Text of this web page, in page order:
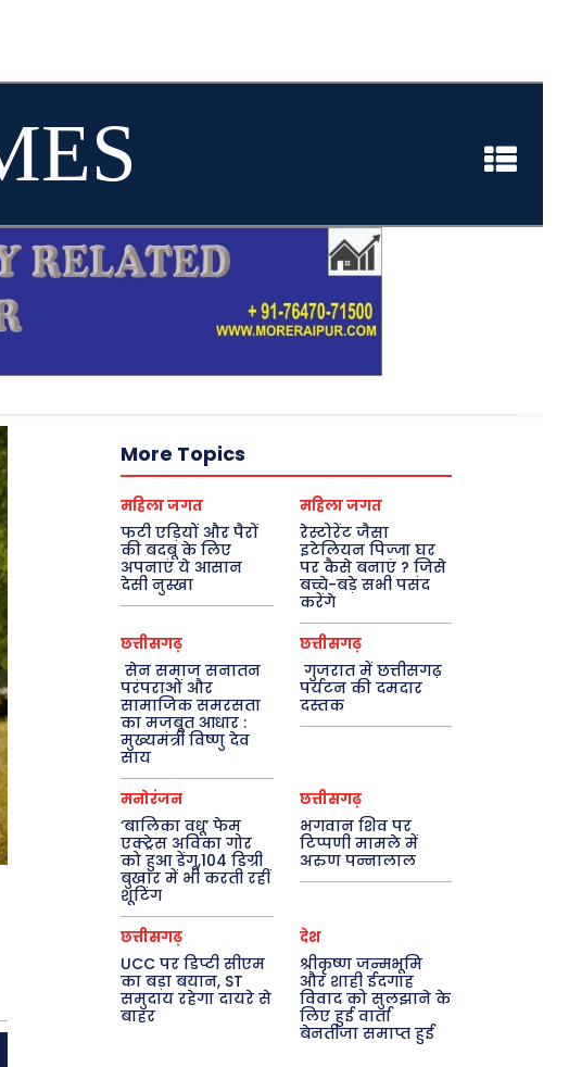
More Topics
महिला जगत
फटी एड़ियों और पैरों
की बदबू के लिए
अपनाएं ये आसान
देसी नुस्खा
महिला जगत
रेस्टोरेंट जैसा
इटेलियन पिज्जा घर
पर कैसे बनाएं ? जिसे
बच्चे-बड़े सभी पसंद
करेंगे
छत्तीसगढ़
सेन समाज सनातन
परंपराओं और
सामाजिक समरसता
का मजबूत आधार :
मुख्यमंत्री विष्णु देव
साय
छत्तीसगढ़
गुजरात में छत्तीसगढ़
पर्यटन की दमदार
दस्तक
मनोरंजन
‘बालिका वधू’ फेम
एक्ट्रेस अविका गोर
को हुआ डेंगू,104 डिग्री
बुखार में भी करती रहीं
शूटिंग
छत्तीसगढ़
भगवान शिव पर
टिप्पणी मामले में
अरुण पन्नालाल
छत्तीसगढ़
UCC पर डिप्टी सीएम
का बड़ा बयान, ST
समुदाय रहेगा दायरे से
बाहर
देश
श्रीकृष्ण जन्मभूमि
और शाही ईदगाह
विवाद को सुलझाने के
लिए हुई वार्ता
बेनतीजा समाप्त हुई